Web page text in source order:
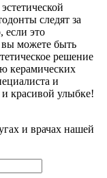
следят за
если это
можете быть
решение
керамических
и
красивой улыбке!
и врачах нашей